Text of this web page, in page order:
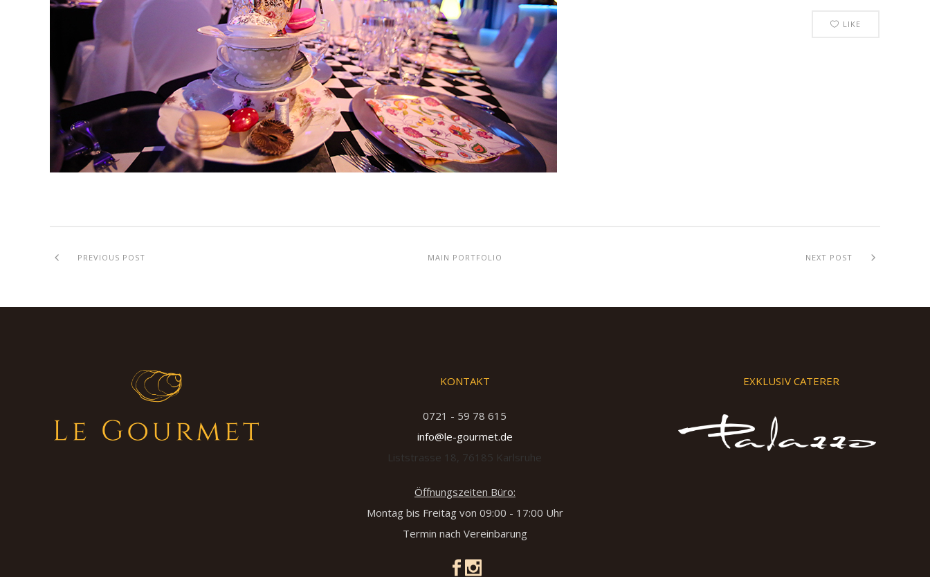
LIKE
PREVIOUS POST MAIN PORTFOLIO NEXT POST
KONTAKT
0721 - 59 78 615
info@le-gourmet.de
Liststrasse 18, 76185 Karlsruhe
Öffnungszeiten Büro:
Montag bis Freitag von 09:00 - 17:00 Uhr
Termin nach Vereinbarung
EXKLUSIV CATERER